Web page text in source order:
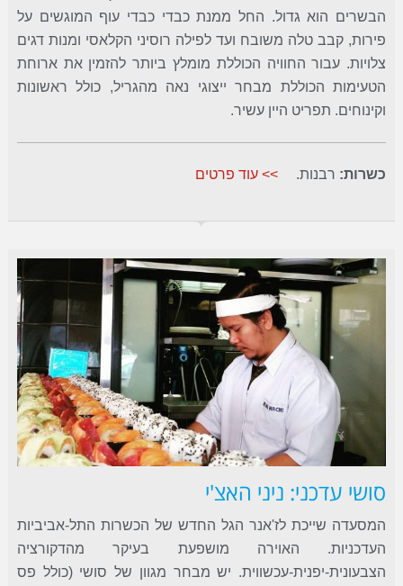
הבשרים הוא גדול. החל ממנת כבדי כבדי עוף המוגשים על
פירות, קבב טלה משובח ועד לפילה רוסיני הקלאסי ומנות דגים
צלויות. עבור החוויה הכוללת מומלץ ביותר להזמין את ארוחת
הטעימות הכוללת מבחר ייצוגי נאה מהגריל, כולל ראשונות
וקינוחים. תפריט היין עשיר.
כשרות: רבנות. >> עוד פרטים
סושי עדכני: ניני האצ'י
המסעדה שייכת לז'אנר הגל החדש של הכשרות התל-אביביות
העדכניות. האוירה מושפעת בעיקר מהדקורציה
הצבעונית-יפנית-עכשווית. יש מבחר מגוון של סושי (כולל פס